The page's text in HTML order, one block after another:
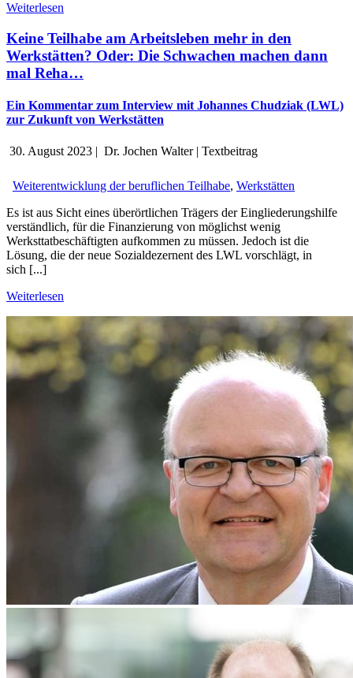
Weiterlesen
Keine Teilhabe am Arbeitsleben mehr in den
Werkstätten? Oder: Die Schwachen machen dann
mal Reha…
Ein Kommentar zum Interview mit Johannes Chudziak (LWL)
zur Zukunft von Werkstätten
30. August 2023 | Dr. Jochen Walter| Textbeitrag
Weiterentwicklung der beruflichen Teilhabe, Werkstätten
Es ist aus Sicht eines überörtlichen Trägers der Eingliederungshilfe
verständlich, für die Finanzierung von möglichst wenig
Werksttatbeschäftigten aufkommen zu müssen. Jedoch ist die
Lösung, die der neue Sozialdezernent des LWL vorschlägt, in
sich [...]
Weiterlesen